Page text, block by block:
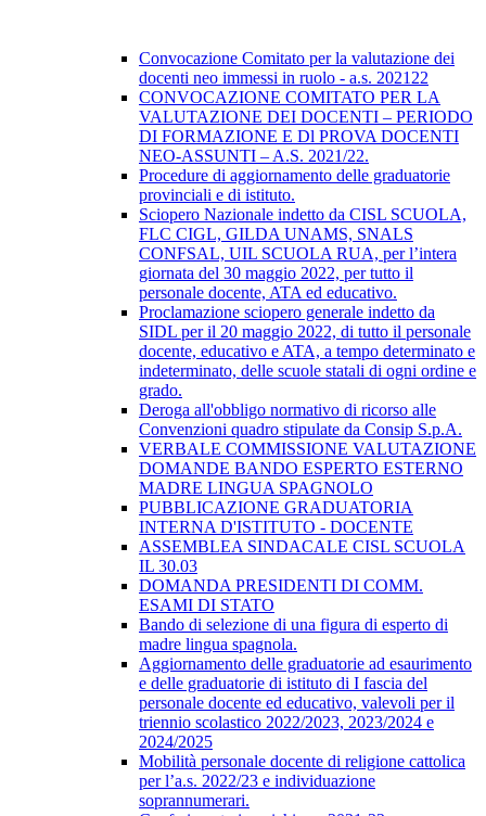
Convocazione Comitato per la valutazione dei
docenti neo immessi in ruolo - a.s. 202122
CONVOCAZIONE COMITATO PER LA
VALUTAZIONE DEI DOCENTI – PERIODO
DI FORMAZIONE E Dl PROVA DOCENTI
NEO-ASSUNTI – A.S. 2021/22.
Procedure di aggiornamento delle graduatorie
provinciali e di istituto.
Sciopero Nazionale indetto da CISL SCUOLA,
FLC CIGL, GILDA UNAMS, SNALS
CONFSAL, UIL SCUOLA RUA, per l’intera
giornata del 30 maggio 2022, per tutto il
personale docente, ATA ed educativo.
Proclamazione sciopero generale indetto da
SIDL per il 20 maggio 2022, di tutto il personale
docente, educativo e ATA, a tempo determinato e
indeterminato, delle scuole statali di ogni ordine e
grado.
Deroga all'obbligo normativo di ricorso alle
Convenzioni quadro stipulate da Consip S.p.A.
VERBALE COMMISSIONE VALUTAZIONE
DOMANDE BANDO ESPERTO ESTERNO
MADRE LINGUA SPAGNOLO
PUBBLICAZIONE GRADUATORIA
INTERNA D'ISTITUTO - DOCENTE
ASSEMBLEA SINDACALE CISL SCUOLA
IL 30.03
DOMANDA PRESIDENTI DI COMM.
ESAMI DI STATO
Bando di selezione di una figura di esperto di
madre lingua spagnola.
Aggiornamento delle graduatorie ad esaurimento
e delle graduatorie di istituto di I fascia del
personale docente ed educativo, valevoli per il
triennio scolastico 2022/2023, 2023/2024 e
2024/2025
Mobilità personale docente di religione cattolica
per l’a.s. 2022/23 e individuazione
soprannumerari.